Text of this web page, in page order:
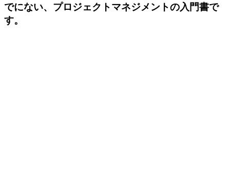
でにない、プロジェクトマネジメントの入門書で
す。